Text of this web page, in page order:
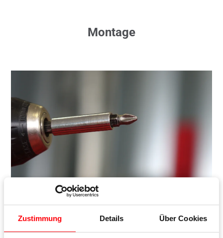
Zustimmung Details Über Cookies
Montage